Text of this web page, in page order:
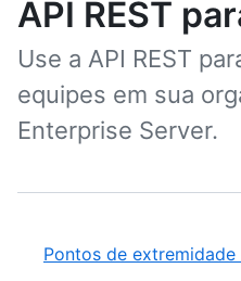
API REST
Use a API REST
equipes em sua
Enterprise Server.
Pontos de extremidade